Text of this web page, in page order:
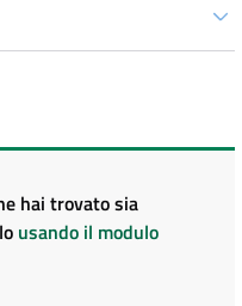
hai trovato sia
usando il modulo